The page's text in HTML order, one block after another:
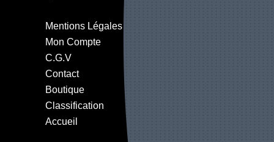
Mentions Légales
Mon Compte
C.G.V
Contact
Boutique
Classification
Accueil